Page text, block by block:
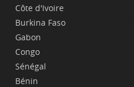
Côte d'Ivoire
Burkina Faso
Gabon
Congo
Sénégal
Bénin